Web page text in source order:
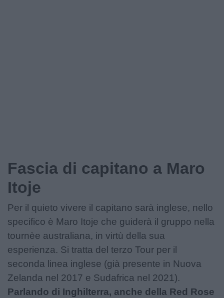
Fascia di capitano a Maro
Itoje
Per il quieto vivere il capitano sarà inglese, nello
specifico è Maro Itoje che guiderà il gruppo nella
tournèe australiana, in virtù della sua
esperienza. Si tratta del terzo Tour per il
seconda linea inglese (già presente in Nuova
Zelanda nel 2017 e Sudafrica nel 2021).
Parlando di Inghilterra, anche della Red Rose